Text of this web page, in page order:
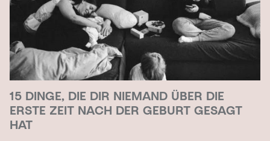
15 DINGE, DIE DIR NIEMAND ÜBER DIE
ERSTE ZEIT NACH DER GEBURT GESAGT
HAT